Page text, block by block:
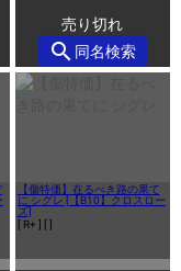
売り切れ
search 同名検索
【傷特価】在るべき路の果て
に シグレ [【B10】クロスロー
ズ]
[ R+ ] [ ]